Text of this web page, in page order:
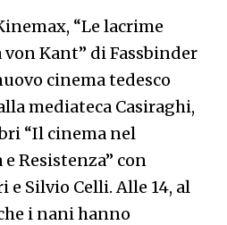
“Le lacrime
von Kant” di Fassbinder
cinema tedesco
mediateca Casiraghi,
“Il cinema nel
e Resistenza” con
e Silvio Celli. Alle 14, al
i nani hanno